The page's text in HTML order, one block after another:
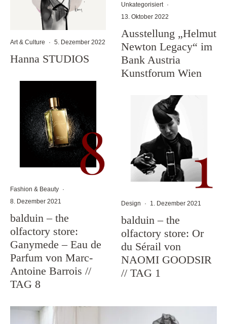
Art & Culture · 5. Dezember 2022
Hanna STUDIOS
Fashion & Beauty ·
8. Dezember 2021
balduin – the
olfactory store:
Ganymede – Eau de
Parfum von Marc-
Antoine Barrois //
TAG 8
Unkategorisiert ·
13. Oktober 2022
Ausstellung „Helmut
Newton Legacy“ im
Bank Austria
Kunstforum Wien
Design · 1. Dezember 2021
balduin – the
olfactory store: Or
du Sérail von
NAOMI GOODSIR
// TAG 1